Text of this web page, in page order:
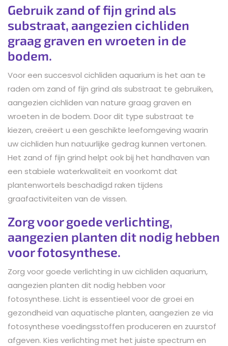
Gebruik zand of fijn grind als
substraat, aangezien cichliden
graag graven en wroeten in de
bodem.
Voor een succesvol cichliden aquarium is het aan te
raden om zand of fijn grind als substraat te gebruiken,
aangezien cichliden van nature graag graven en
wroeten in de bodem. Door dit type substraat te
kiezen, creëert u een geschikte leefomgeving waarin
uw cichliden hun natuurlijke gedrag kunnen vertonen.
Het zand of fijn grind helpt ook bij het handhaven van
een stabiele waterkwaliteit en voorkomt dat
plantenwortels beschadigd raken tijdens
graafactiviteiten van de vissen.
Zorg voor goede verlichting,
aangezien planten dit nodig hebben
voor fotosynthese.
Zorg voor goede verlichting in uw cichliden aquarium,
aangezien planten dit nodig hebben voor
fotosynthese. Licht is essentieel voor de groei en
gezondheid van aquatische planten, aangezien ze via
fotosynthese voedingsstoffen produceren en zuurstof
afgeven. Kies verlichting met het juiste spectrum en